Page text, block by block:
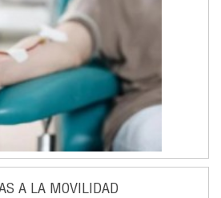
A LA MOVILIDAD